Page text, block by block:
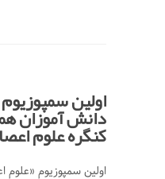
اولین
دانش آموزان
کنگره علوم
اولین سمپوزیوم